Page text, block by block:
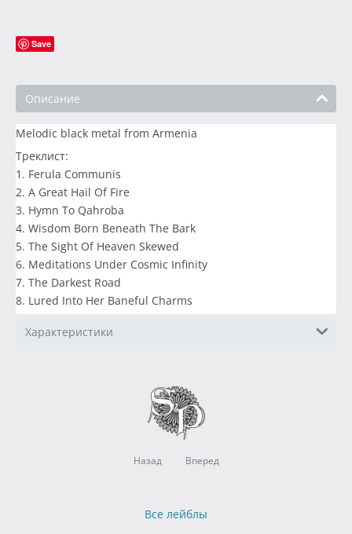
Save
Описание
Melodic black metal from Armenia
Треклист:
1. Ferula Communis
2. A Great Hail Of Fire
3. Hymn To Qahroba
4. Wisdom Born Beneath The Bark
5. The Sight Of Heaven Skewed
6. Meditations Under Cosmic Infinity
7. The Darkest Road
8. Lured Into Her Baneful Charms
Характеристики
Назад Вперед
Все лейблы